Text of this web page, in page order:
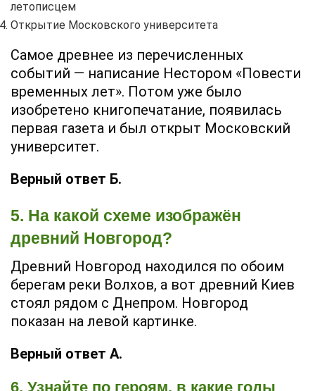
летописцем
Открытие Московского университета
Самое древнее из перечисленных
событий — написание Нестором «Повести
временных лет». Потом уже было
изобретено книгопечатание, появилась
первая газета и был открыт Московский
университет.
Верный ответ Б.
5. На какой схеме изображён
древний Новгород?
Древний Новгород находился по обоим
берегам реки Волхов, а вот древний Киев
стоял рядом с Днепром. Новгород
показан на левой картинке.
Верный ответ А.
6. Узнайте по героям, в какие годы